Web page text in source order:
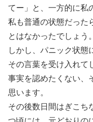
てー」と、一方的に私
私も普通の状態だった
とはなかったでしょう。
しかし、パニック状態
その言葉を受け入れて
事実を認めたくない、
思います。
その後数日間はぎこち